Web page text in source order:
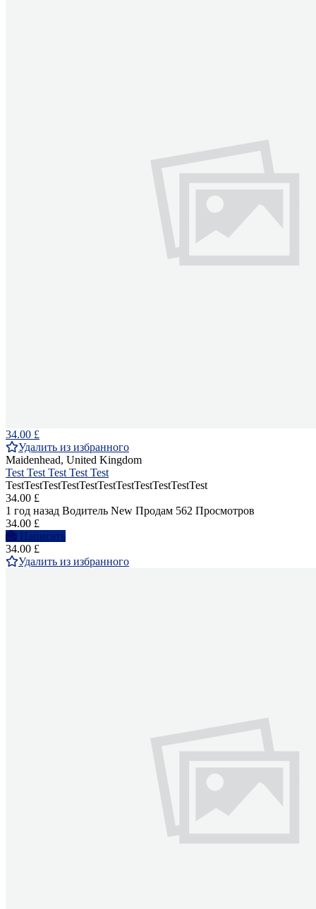
34.00 £
Удалить из избранного
Maidenhead, United Kingdom
Test Test Test Test Test
TestTestTestTestTestTestTestTestTestTestTest
34.00 £
1 год назад Водитель New Продам 562 Просмотров
34.00 £
Написать
34.00 £
Удалить из избранного